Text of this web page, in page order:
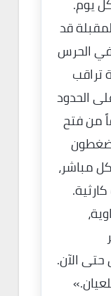
قد
في الحرس
تراقب
الحدود
من فتح
مباشر،
حتى الآن.